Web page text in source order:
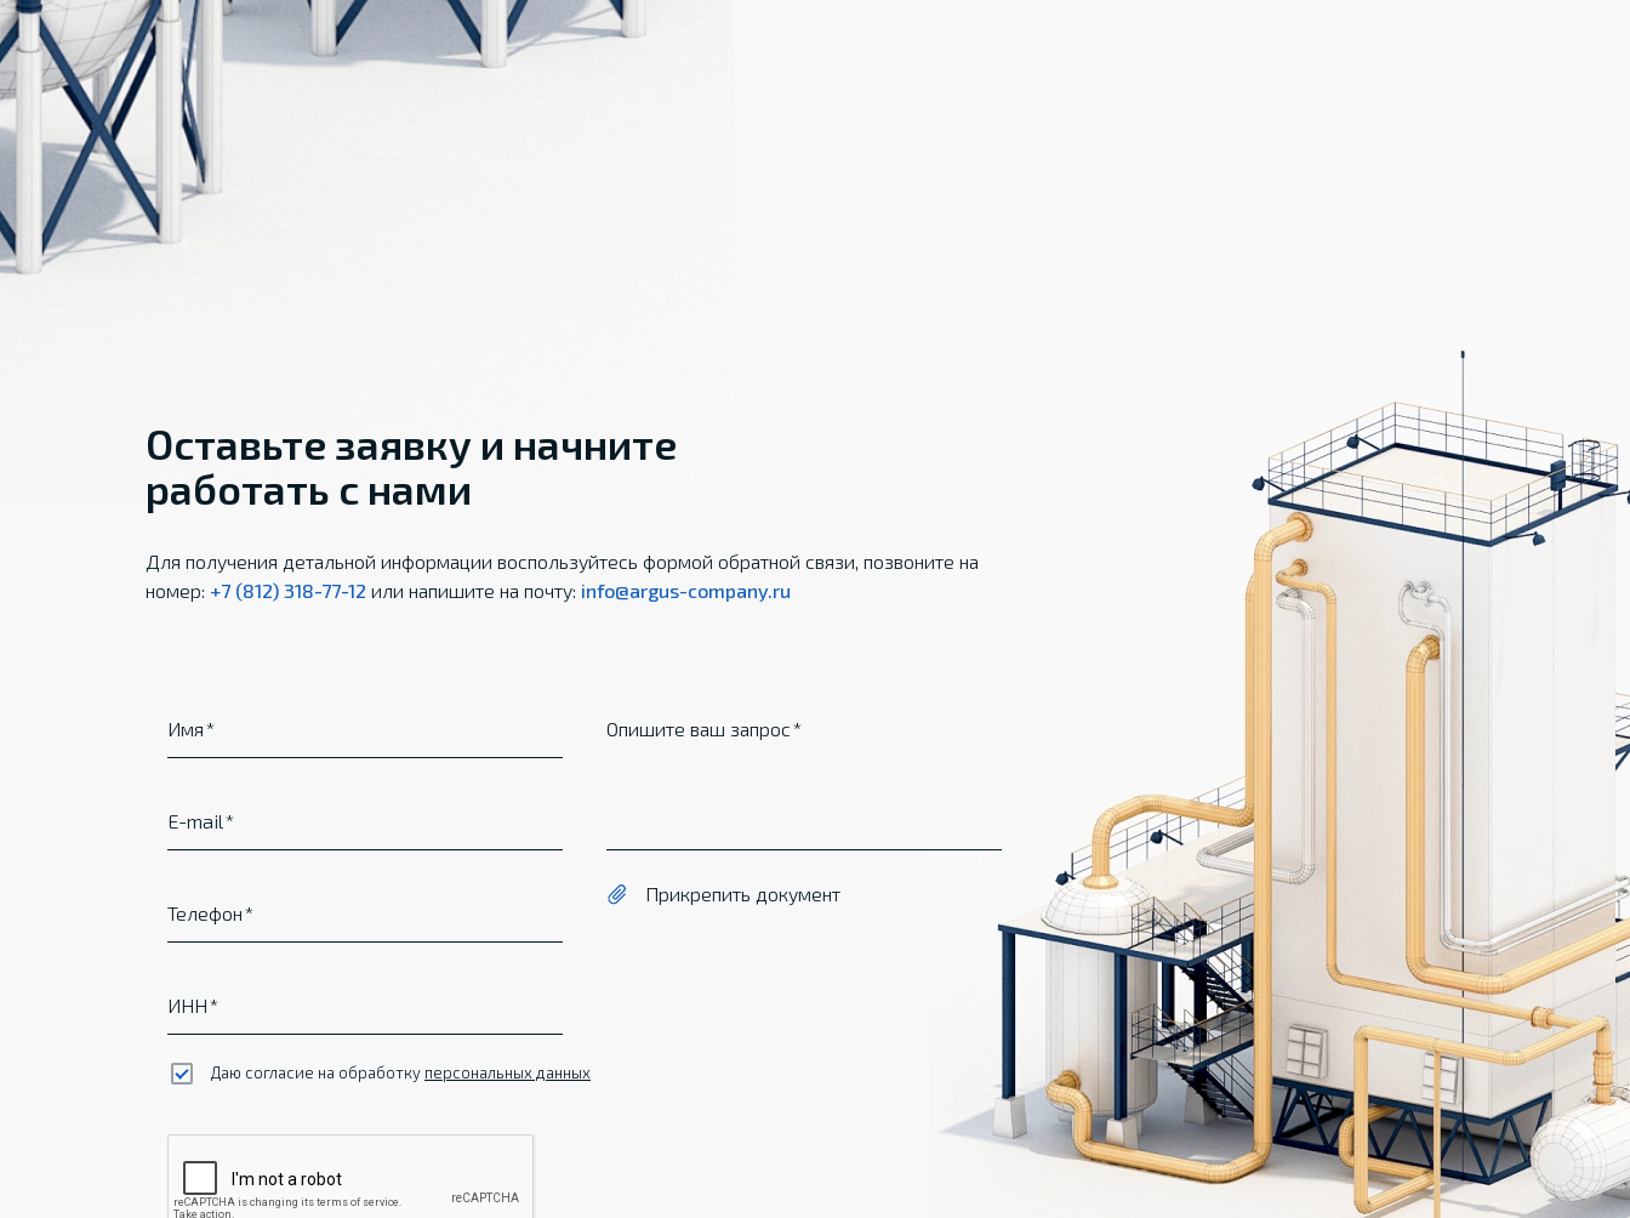
Оставьте заявку и начните
работать с нами
Для получения детальной информации воспользуйтесь формой обратной связи, позвоните на
номер: +7 (812) 318-77-12 или напишите на почту: info@argus-company.ru
Имя
E-mail
Телефон
ИНН
Опишите ваш запрос
Прикрепить документ
Даю согласие на обработку персональных данных